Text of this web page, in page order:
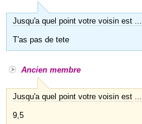
Jusqu'a quel point votre voisin est
T'as pas de tete
Ancien membre
Jusqu'a quel point votre voisin est
9,5